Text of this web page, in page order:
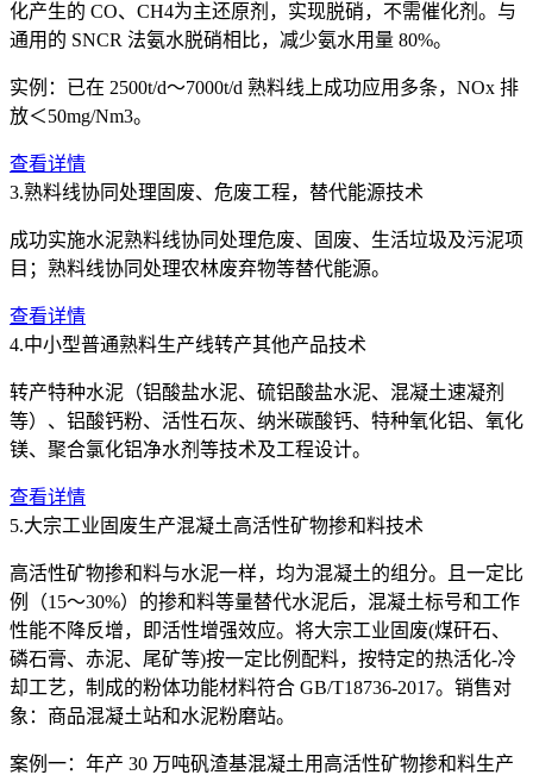
化产生的 CO、CH4为主还原剂，实现脱硝，不需催化剂。与
通用的 SNCR 法氨水脱硝相比，减少氨水用量 80%。
实例：已在 2500t/d～7000t/d 熟料线上成功应用多条，NOx 排
放＜50mg/Nm3。
查看详情
3.熟料线协同处理固废、危废工程，替代能源技术
成功实施水泥熟料线协同处理危废、固废、生活垃圾及污泥项
目；熟料线协同处理农林废弃物等替代能源。
查看详情
4.中小型普通熟料生产线转产其他产品技术
转产特种水泥（铝酸盐水泥、硫铝酸盐水泥、混凝土速凝剂
等）、铝酸钙粉、活性石灰、纳米碳酸钙、特种氧化铝、氧化
镁、聚合氯化铝净水剂等技术及工程设计。
查看详情
5.大宗工业固废生产混凝土高活性矿物掺和料技术
高活性矿物掺和料与水泥一样，均为混凝土的组分。且一定比
例（15～30%）的掺和料等量替代水泥后，混凝土标号和工作
性能不降反增，即活性增强效应。将大宗工业固废(煤矸石、
磷石膏、赤泥、尾矿等)按一定比例配料，按特定的热活化-冷
却工艺，制成的粉体功能材料符合 GB/T18736-2017。销售对
象：商品混凝土站和水泥粉磨站。
案例一：年产 30 万吨矾渣基混凝土用高活性矿物掺和料生产